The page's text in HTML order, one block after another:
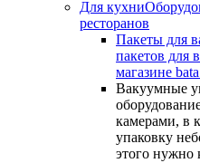
Для кухни
ресторанов
Пакеты для
пакетов для
магазине
Вакуумные
камерами, в
упаковку
этого нужно